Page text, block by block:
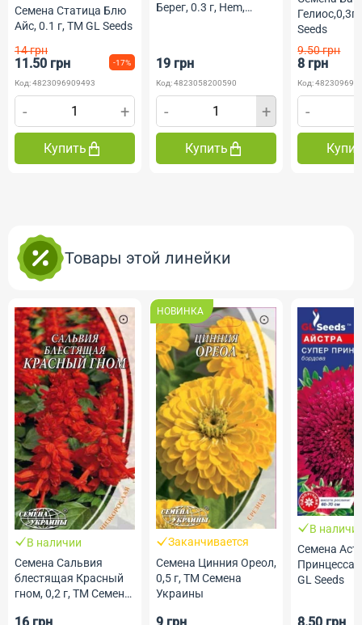
Семена Статица Блю
Айс, 0.1 г, ТМ GL Seeds
14 грн
11.50 грн -17%
Код: 4823096909493
- +
Купить
Берег, 0.3 г, Hem,
19 грн
Код: 4823058200590
- +
Купить
Seeds
9.50 грн
8 грн
Код:
-
Товары этой линейки
В наличии
Семена Сальвия
блестящая Красный
гном, 0,2 г, ТМ Семена
16 грн
НОВИНКА
Заканчивается
Семена Цинния Ореол,
0,5 г, ТМ Семена
Украины
9 грн
В
Семена
Принцесса,
GL Seeds
8.50 грн